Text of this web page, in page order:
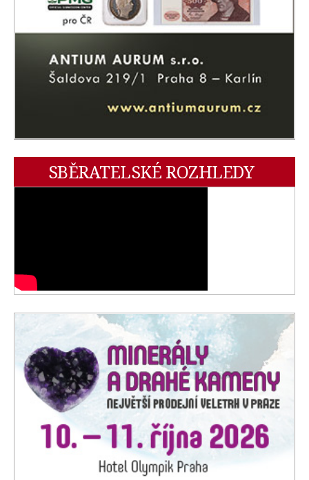
SBĚRATELSKÉ ROZHLEDY